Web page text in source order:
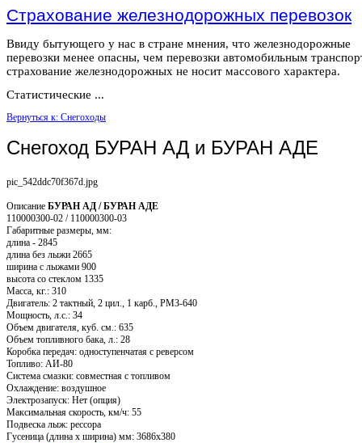
Страхование железнодорожных перевозок
Ввиду бытующего у нас в стране мнения, что железнодорожные
перевозки менее опасны, чем перевозки автомобильным
страхование железнодорожных не носит массового характера.
Статистические ...
Вернуться к: Снегоходы
Cнегоход БУРАН АД и БУРАН АДЕ
pic_542ddc70f367d.jpg
Описание БУРАН АД / БУРАН АДЕ
110000300-02 / 110000300-03
Габаритные размеры, мм:
длина - 2845
длина без лыжи 2665
ширина с лыжами 900
высота со стеклом 1335
Масса, кг.: 310
Двигатель: 2 тактный, 2 цил., 1 карб., РМЗ-640
Мощность, л.с.: 34
Объем двигателя, куб. см.: 635
Объем топливного бака, л.: 28
Коробка передач: одноступенчатая с реверсом
Топливо: АИ-80
Система смазки: совместная с топливом
Охлаждение: воздушное
Электрозапуск: Нет (опция)
Максимальная скорость, км/ч: 55
Подвеска лыж: рессора
Гусеница (длина х ширина) мм: 3686x380